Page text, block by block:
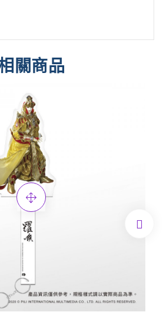
關商品
